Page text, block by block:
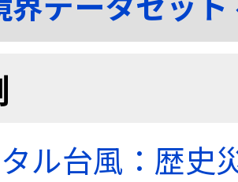
ル台風：歴史